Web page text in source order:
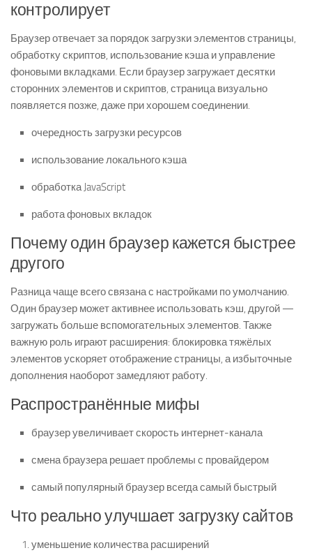
контролирует
Браузер отвечает за порядок загрузки элементов страницы,
обработку скриптов, использование кэша и управление
фоновыми вкладками. Если браузер загружает десятки
сторонних элементов и скриптов, страница визуально
появляется позже, даже при хорошем соединении.
очередность загрузки ресурсов
использование локального кэша
обработка JavaScript
работа фоновых вкладок
Почему один браузер кажется быстрее
другого
Разница чаще всего связана с настройками по умолчанию.
Один браузер может активнее использовать кэш, другой —
загружать больше вспомогательных элементов. Также
важную роль играют расширения: блокировка тяжёлых
элементов ускоряет отображение страницы, а избыточные
дополнения наоборот замедляют работу.
Распространённые мифы
браузер увеличивает скорость интернет-канала
смена браузера решает проблемы с провайдером
самый популярный браузер всегда самый быстрый
Что реально улучшает загрузку сайтов
уменьшение количества расширений